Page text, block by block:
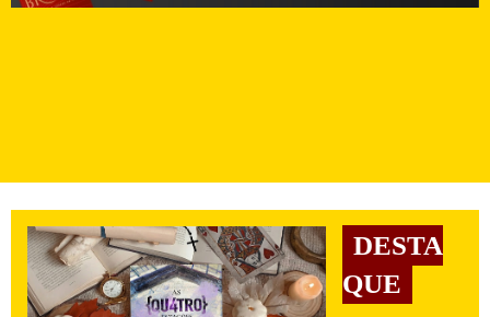
DESTA
QUE